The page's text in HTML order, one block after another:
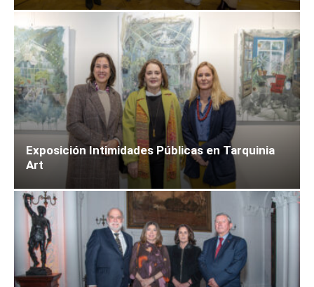
Exposición Intimidades Públicas en Tarquinia
Art